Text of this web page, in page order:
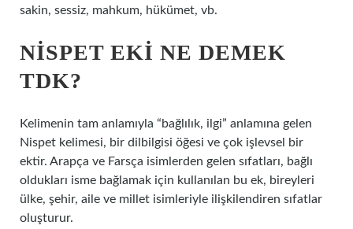
sakin, sessiz, mahkum, hükümet, vb.
NISPET EKI NE DEMEK
TDK?
Kelimenin tam anlamıyla “bağlılık, ilgi” anlamına gelen
Nispet kelimesi, bir dilbilgisi öğesi ve çok işlevsel bir
ektir. Arapça ve Farsça isimlerden gelen sıfatları, bağlı
oldukları isme bağlamak için kullanılan bu ek, bireyleri
ülke, şehir, aile ve millet isimleriyle ilişkilendiren sıfatlar
oluşturur.